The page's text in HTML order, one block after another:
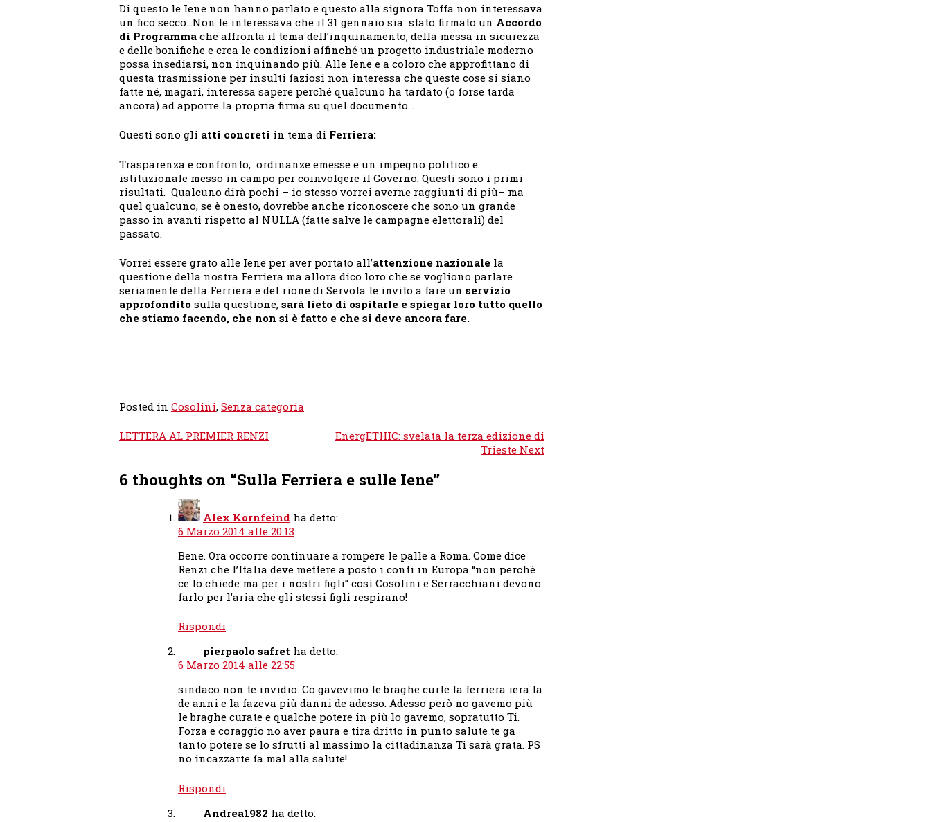
Di questo le Iene non hanno parlato e questo alla signora Toffa non interessava
un fico secco…Non le interessava che il 31 gennaio sia stato firmato un Accordo
di Programma che affronta il tema dell’inquinamento, della messa in sicurezza
e delle bonifiche e crea le condizioni affinché un progetto industriale moderno
possa insediarsi, non inquinando più. Alle Iene e a coloro che approfittano di
questa trasmissione per insulti faziosi non interessa che queste cose si siano
fatte né, magari, interessa sapere perché qualcuno ha tardato (o forse tarda
ancora) ad apporre la propria firma su quel documento…
Questi sono gli atti concreti in tema di Ferriera:
Trasparenza e confronto, ordinanze emesse e un impegno politico e
istituzionale messo in campo per coinvolgere il Governo. Questi sono i primi
risultati. Qualcuno dirà pochi – io stesso vorrei averne raggiunti di più– ma
quel qualcuno, se è onesto, dovrebbe anche riconoscere che sono un grande
passo in avanti rispetto al NULLA (fatte salve le campagne elettorali) del
passato.
Vorrei essere grato alle Iene per aver portato all’attenzione nazionale la
questione della nostra Ferriera ma allora dico loro che se vogliono parlare
seriamente della Ferriera e del rione di Servola le invito a fare un servizio
approfondito sulla questione, sarà lieto di ospitarle e spiegar loro tutto quello
che stiamo facendo, che non si è fatto e che si deve ancora fare.
Posted in Cosolini, Senza categoria
Navigazione
LETTERA AL PREMIER RENZI
EnergETHIC: svelata la terza edizione di
Trieste Next
6 thoughts on “Sulla Ferriera e sulle Iene”
Alex Kornfeind ha detto:
6 Marzo 2014 alle 20:13
Bene. Ora occorre continuare a rompere le palle a Roma. Come dice
Renzi che l’Italia deve mettere a posto i conti in Europa “non perché
ce lo chiede ma per i nostri figli” così Cosolini e Serracchiani devono
farlo per l’aria che gli stessi figli respirano!
Rispondi
pierpaolo safret ha detto:
6 Marzo 2014 alle 22:55
sindaco non te invidio. Co gavevimo le braghe curte la ferriera iera la
de anni e la fazeva più danni de adesso. Adesso però no gavemo più
le braghe curate e qualche potere in più lo gavemo, sopratutto Ti.
Forza e coraggio no aver paura e tira dritto in punto salute te ga
tanto potere se lo sfrutti al massimo la cittadinanza Ti sarà grata. PS
no incazzarte fa mal alla salute!
Rispondi
Andrea1982 ha detto: